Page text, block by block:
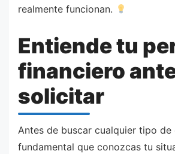
realmente funcionan.
Entiende tu
financiero
solicitar
Antes de buscar cualquier tipo de
fundamental que conozcas tu